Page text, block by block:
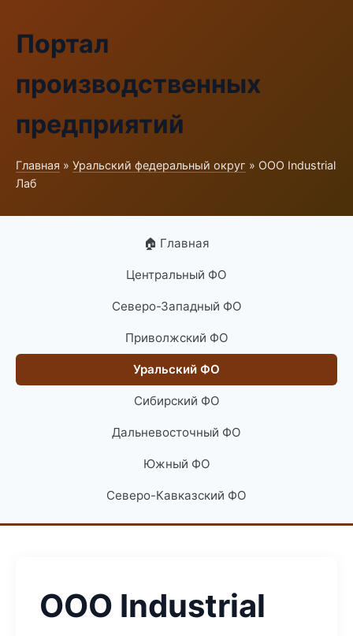
Портал
производственных
предприятий
Главная » Уральский федеральный округ » ООО Industrial
Лаб
🏠 Главная
Центральный ФО
Северо-Западный ФО
Приволжский ФО
Уральский ФО
Сибирский ФО
Дальневосточный ФО
Южный ФО
Северо-Кавказский ФО
ООО Industrial